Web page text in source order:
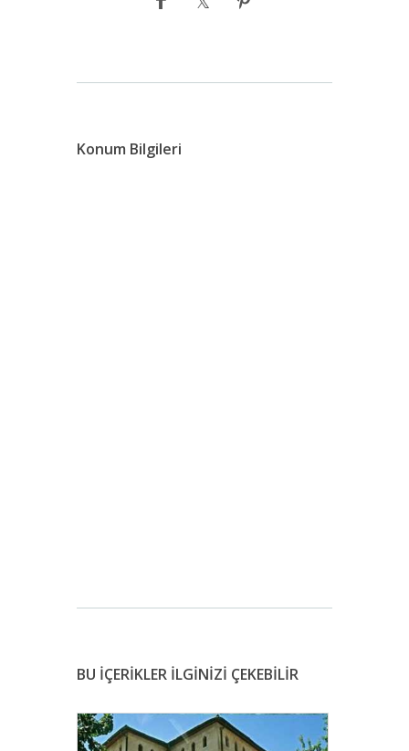
Konum Bilgileri
BU İÇERİKLER İLGİNİZİ ÇEKEBİLİR